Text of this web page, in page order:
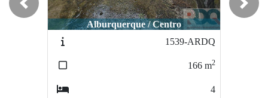
Alburquerque / Centro
1539-ARDQ
m2
Alburquerque / Centro
1578-ARDQ
Previous Next